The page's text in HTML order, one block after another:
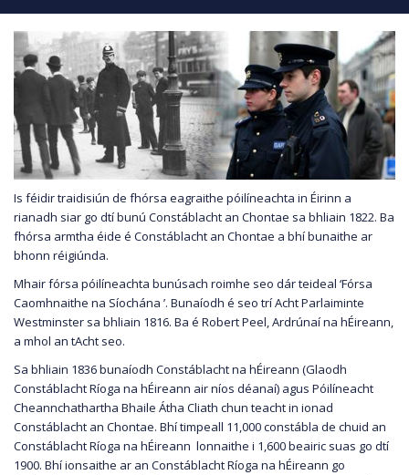
Is féidir traidisiún de fhórsa eagraithe póilíneachta in Éirinn a
rianadh siar go dtí bunú Constáblacht an Chontae sa bhliain 1822. Ba
fhórsa armtha éide é Constáblacht an Chontae a bhí bunaithe ar
bhonn réigiúnda.
Mhair fórsa póilíneachta bunúsach roimhe seo dár teideal ‘Fórsa
Caomhnaithe na Síochána ’. Bunaíodh é seo trí Acht Parlaiminte
Westminster sa bhliain 1816. Ba é Robert Peel, Ardrúnaí na hÉireann,
a mhol an tAcht seo.
Sa bhliain 1836 bunaíodh Constáblacht na hÉireann (Glaodh
Constáblacht Ríoga na hÉireann air níos déanaí) agus Póilíneacht
Cheannchathartha Bhaile Átha Cliath chun teacht in ionad
Constáblacht an Chontae. Bhí timpeall 11,000 constábla de chuid an
Constáblacht Ríoga na hÉireann lonnaithe i 1,600 beairic suas go dtí
1900. Bhí ionsaithe ar an Constáblacht Ríoga na hÉireann go